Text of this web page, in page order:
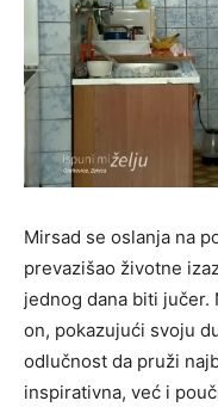
Mirsad se oslanja na
prevazišao životne
jednog dana biti jučer.
on, pokazujući svoju
odlučnost da pruži
inspirativna, već i